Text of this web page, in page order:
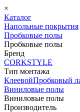
×
Каталог
Напольные покрытия
Пробковые полы
Пробковые полы
Бренд
CORKSTYLE
Тип монтажа
КлеевойПробковый
Виниловые полы
Виниловые полы
Производитель